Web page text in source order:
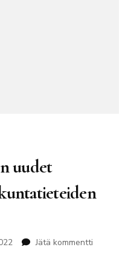
uudet
Jätä kommentti